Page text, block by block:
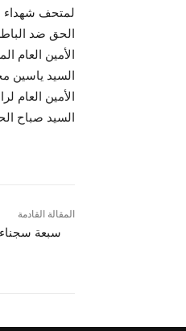
لمتحف شهداء
الحق ضد
الأمين العام
السيد ياسين
الأمين العام
السيد صباح
المقالة القادمة
سبعة